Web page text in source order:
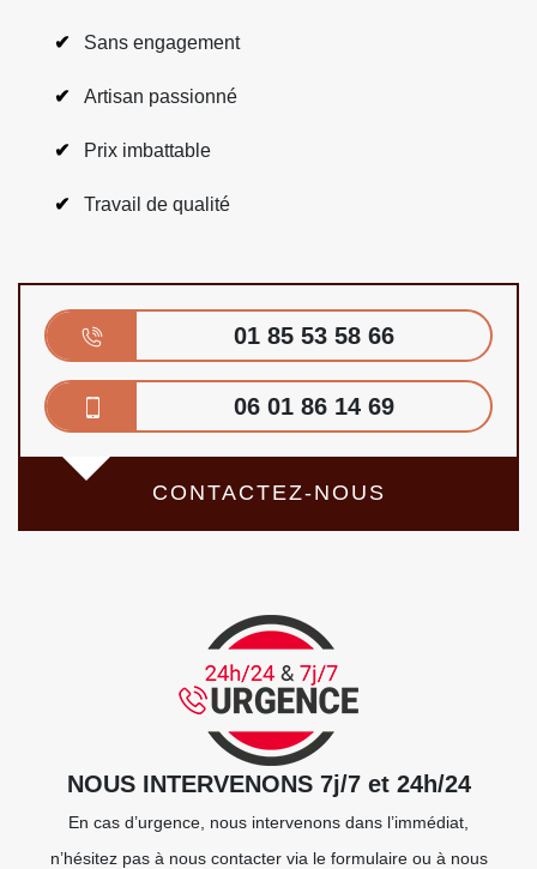
Sans engagement
Artisan passionné
Prix imbattable
Travail de qualité
01 85 53 58 66
06 01 86 14 69
CONTACTEZ-NOUS
NOUS INTERVENONS 7j/7 et 24h/24
En cas d’urgence, nous intervenons dans l’immédiat,
n’hésitez pas à nous contacter via le formulaire ou à nous